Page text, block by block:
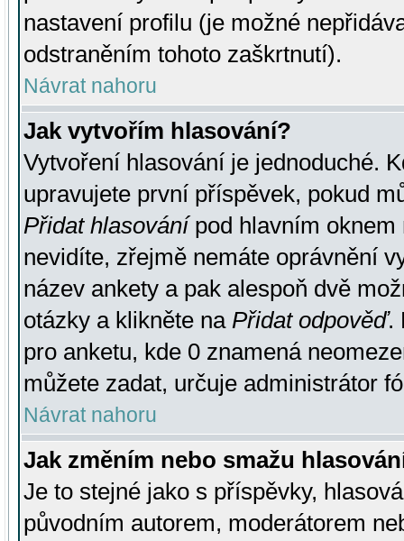
nastavení profilu (je možné
odstraněním tohoto zaškrtnutí).
Návrat nahoru
Jak vytvořím hlasování?
Vytvoření hlasování je jednoduché.
upravujete první příspěvek, pokud
Přidat hlasovánípod hlavním oknem
nevidíte, zřejmě nemáte oprávnění
název ankety a pak alespoň dvě
otázky a klikněte na Přidat odpověď.
pro anketu, kde 0 znamená
můžete zadat, určuje administrátor
Návrat nahoru
Jak změním nebo smažu
Je to stejné jako s příspěvky,
původním autorem, moderátorem